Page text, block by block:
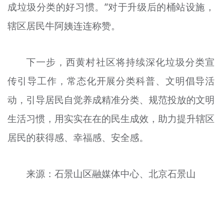
成垃圾分类的好习惯。”对于升级后的桶站设施，
辖区居民牛阿姨连连称赞。
下一步，西黄村社区将持续深化垃圾分类宣
传引导工作，常态化开展分类科普、文明倡导活
动，引导居民自觉养成精准分类、规范投放的文明
生活习惯，用实实在在的民生成效，助力提升辖区
居民的获得感、幸福感、安全感。
来源：石景山区融媒体中心、北京石景山